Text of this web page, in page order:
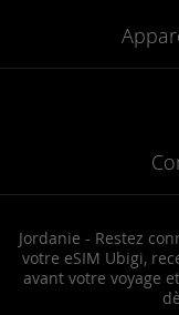
Jordanie - Restez
votre eSIM Ubigi,
avant votre voyage